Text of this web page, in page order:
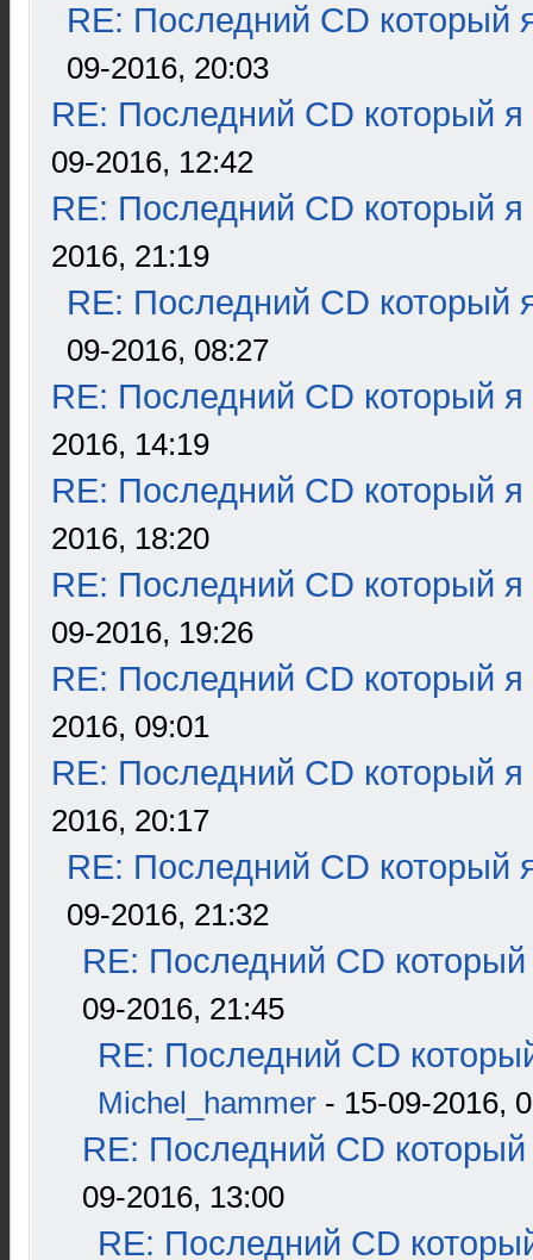
RE: Последний CD который
09-2016, 20:03
RE: Последний CD который я
09-2016, 12:42
RE: Последний CD который я
2016, 21:19
RE: Последний CD который
09-2016, 08:27
RE: Последний CD который я
2016, 14:19
RE: Последний CD который я
2016, 18:20
RE: Последний CD который я
09-2016, 19:26
RE: Последний CD который я
2016, 09:01
RE: Последний CD который я
2016, 20:17
RE: Последний CD который
09-2016, 21:32
RE: Последний CD который
09-2016, 21:45
RE: Последний CD
Michel_hammer - 15-09-2016,
RE: Последний CD который
09-2016, 13:00
RE: Последний CD